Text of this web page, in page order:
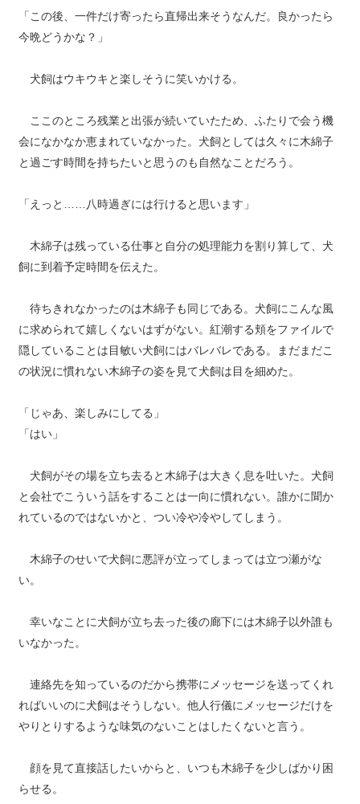
「この後、一件だけ寄ったら直帰出来そうなんだ。良かったら
今晩どうかな？」
犬飼はウキウキと楽しそうに笑いかける。
ここのところ残業と出張が続いていたため、ふたりで会う機
会になかなか恵まれていなかった。犬飼としては久々に木綿子
と過ごす時間を持ちたいと思うのも自然なことだろう。
「えっと……八時過ぎには行けると思います」
木綿子は残っている仕事と自分の処理能力を割り算して、犬
飼に到着予定時間を伝えた。
待ちきれなかったのは木綿子も同じである。犬飼にこんな風
に求められて嬉しくないはずがない。紅潮する頬をファイルで
隠していることは目敏い犬飼にはバレバレである。まだまだこ
の状況に慣れない木綿子の姿を見て犬飼は目を細めた。
「じゃあ、楽しみにしてる」
「はい」
犬飼がその場を立ち去ると木綿子は大きく息を吐いた。犬飼
と会社でこういう話をすることは一向に慣れない。誰かに聞か
れているのではないかと、つい冷や冷やしてしまう。
木綿子のせいで犬飼に悪評が立ってしまっては立つ瀬がな
い。
幸いなことに犬飼が立ち去った後の廊下には木綿子以外誰も
いなかった。
連絡先を知っているのだから携帯にメッセージを送ってくれ
ればいいのに犬飼はそうしない。他人行儀にメッセージだけを
やりとりするような味気のないことはしたくないと言う。
顔を見て直接話したいからと、いつも木綿子を少しばかり困
らせる。